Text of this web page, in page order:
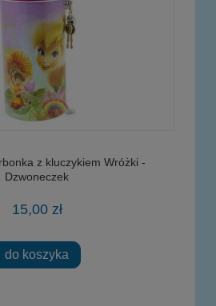
z kluczykiem Wróżki -
Dzwoneczek
15,00 zł
do koszyka